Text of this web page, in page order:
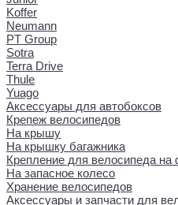
Koffer
Neumann
PT Group
Sotra
Terra Drive
Thule
Yuago
Аксессуары для автобоксов
Крепеж велосипедов
На крышу
На крышку багажника
Крепление для велосипеда на
На запасное колесо
Хранение велосипедов
Аксессуары и запчасти для